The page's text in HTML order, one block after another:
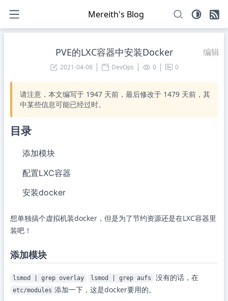
Mereith's Blog
PVE的LXC容器中安装Docker 编辑
2021-04-08 DevOps 0 0
请注意，本文编写于 1947 天前，最后修改于 1479 天前，其
中某些信息可能已经过时。
目录
添加模块
配置LXC容器
安装docker
想单独搞个虚拟机装docker，但是为了节约资源还是在LXC容器里
装吧！
添加模块
lsmod | grep overlay lsmod | grep aufs 没有的话，在
etc/modules 添加一下，这是docker要用的。